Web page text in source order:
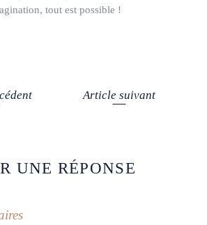
tout est possible !
Article suivant
UNE RÉPONSE